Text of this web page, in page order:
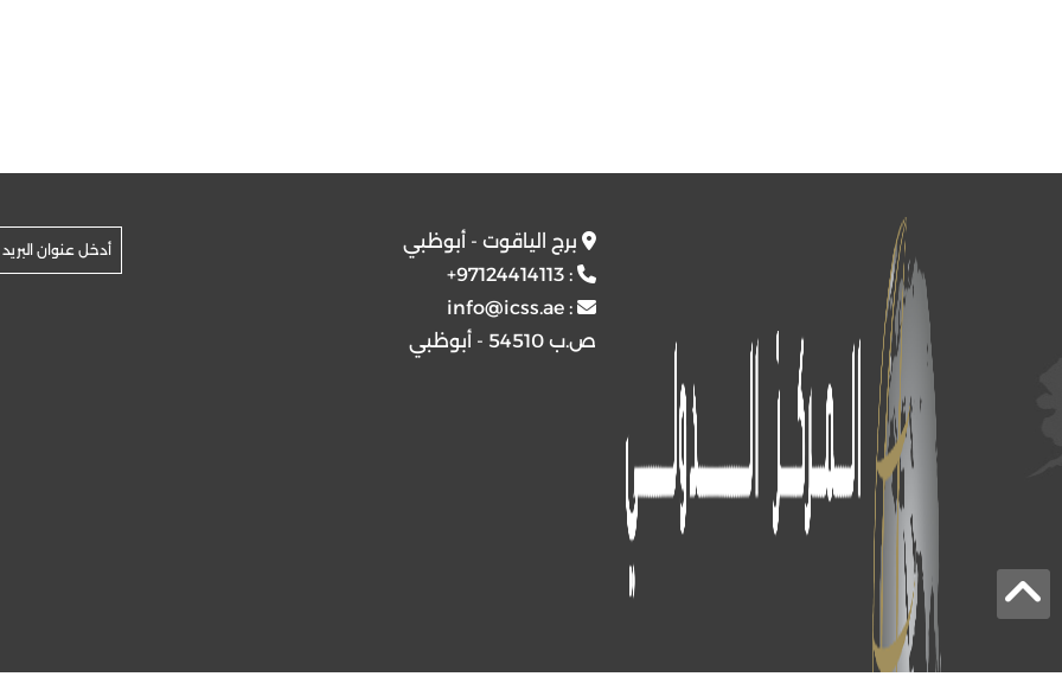
برج الياقوت - أبوظبي
:
+97124414113
:
info@icss.ae
ص.ب 54510 - أبوظبي